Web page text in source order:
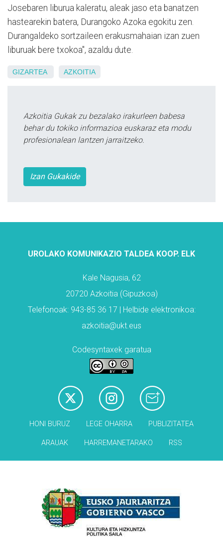
Josebaren liburua kaleratu, aleak jaso eta banatzen
hastearekin batera, Durangoko Azoka egokitu zen.
Durangaldeko sortzaileen erakusmahaian izan zuen
liburuak bere txokoa", azaldu dute.
GIZARTEA AZKOITIA
Azkoitia Gukak zu bezalako irakurleen babesa
behar du tokiko informazioa euskaraz eta modu
profesionalean lantzen jarraitzeko.
Izan Gukakide
UROLAKO KOMUNIKAZIO TALDEA KOOP. ELK
Kale Nagusia, 62
20720 Azkoitia (Gipuzkoa)
Telefonoak: 943-85 36 17 | Helbide elektronikoa:
azkoitia@ukt.eus
Codesyntaxek garatua
HONI BURUZ LEGE OHARRA PUBLIZITATEA
ARAUAK HARREMANETARAKO RSS